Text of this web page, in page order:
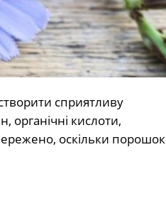
сприятливу
органічні кислоти,
оскільки порошок